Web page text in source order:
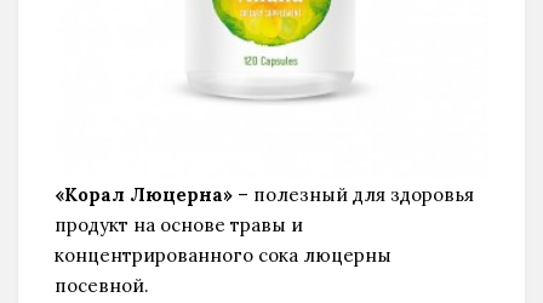
«Корал Люцерна» – полезный для здоровья
продукт на основе травы и
концентрированного сока люцерны
посевной.